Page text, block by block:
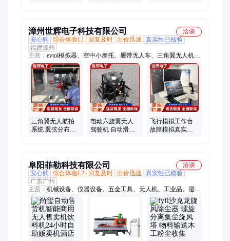
漳州世辉电子科技有限公司
洽谈
安心购
综合体验L1 回复及时 出价迅速
真实性已核验
福建漳州
主营： evtol模拟器、空中小摩托、履带无人车、三角翼无人机、
神风无人机、四旋翼无人机、球形无人机、六旋翼无人机、垂起
复合翼无人机、弹开式多旋翼无人机、无人机系留电源、无人机
抛投箱、无人机机场、无人机训练系统、无人机模拟训练系统、
抛投无人机、消防挂载无人机、共享无人机、3.5寸穿越机、5寸
穿越机、训练模拟设备、飞行汽车模拟器、无人飞机三角翼、无
人车、电源
三角翼无人航拍
系统 翼弦分布均
电动六旋翼无人
驾驶机 自动滑降
飞行模拟工作台
故障模拟真实化
阜阳菲勒科技有限公司
洽谈
安心购
综合体验L2 回复及时 出价迅速
真实性已核验
广东广州
主营： 机械设备、仪器设备、五金工具、无人机、工业品、湿热
试验箱、汽车四轮仪、汽车尾气分析仪、电动机、热成像仪、履
带运输车、静电测试仪、训练器械、出库仪、健身器材、涂层测
厚仪、旅行自行车、彩色复印机、音叉液位开关、稳压器、直流
稳压电源、红外线水平仪、烙铁焊、叫号器、燃气表